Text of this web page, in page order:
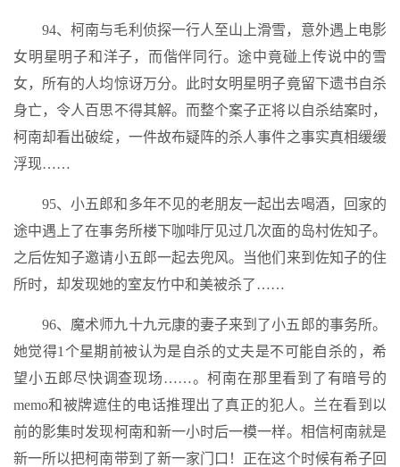
94、柯南与毛利侦探一行人至山上滑雪，意外遇上电影
女明星明子和洋子，而偕伴同行。途中竟碰上传说中的雪
女，所有的人均惊讶万分。此时女明星明子竟留下遗书自杀
身亡，令人百思不得其解。而整个案子正将以自杀结案时，
柯南却看出破绽，一件故布疑阵的杀人事件之事实真相缓缓
浮现……
95、小五郎和多年不见的老朋友一起出去喝酒，回家的
途中遇上了在事务所楼下咖啡厅见过几次面的岛村佐知子。
之后佐知子邀请小五郎一起去兜风。当他们来到佐知子的住
所时，却发现她的室友竹中和美被杀了……
96、魔术师九十九元康的妻子来到了小五郎的事务所。
她觉得1个星期前被认为是自杀的丈夫是不可能自杀的，希
望小五郎尽快调查现场……。柯南在那里看到了有暗号的
memo和被牌遮住的电话推理出了真正的犯人。兰在看到以
前的影集时发现柯南和新一小时后一模一样。相信柯南就是
新一所以把柯南带到了新一家门口！正在这个时候有希子回